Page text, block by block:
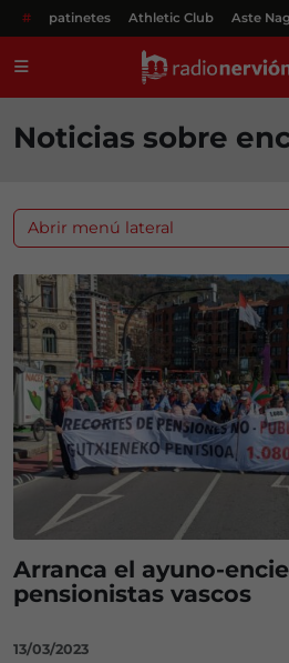
# patinetes Athletic Club Aste
Noticias sobre
Arranca el ayuno-
pensionistas vascos
13/03/2023
Abrir menú lateral